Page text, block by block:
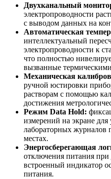
Двухканальный
электропроводности
с выводом данных на
Автоматическая
интеллектуальный
электропроводности к
что полностью
вызванные
Механическая
ручной юстировки
растворам с помощью
достижения
Режим Data Hold:
измерений на экране для
лабораторных журналов
местах.
Энергосберегающая
отключения питания при
встроенный индикатор
питания.